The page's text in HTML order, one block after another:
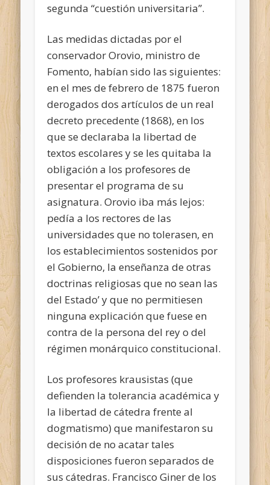
segunda“cuestión universitaria”.
Las medidas dictadas por el
conservador Orovio, ministro de
Fomento, habían sido las siguientes:
en el mes de febrero de 1875 fueron
derogados dos artículos de un real
decreto precedente (1868), en los
que se declaraba la libertad de
textos escolares y se les quitaba la
obligación a los profesores de
presentar el programa de su
asignatura. Orovio iba más lejos:
pedía a los rectores de las
universidades que no tolerasen, en
los establecimientos sostenidos por
el Gobierno, la enseñanza de otras
doctrinas religiosas que no sean las
del Estado’ y que no permitiesen
ninguna explicación que fuese en
contra de la persona del rey o del
régimen monárquico constitucional.
Los profesores krausistas (que
defienden la tolerancia académica y
la libertad de cátedra frente al
dogmatismo) que manifestaron su
decisión de no acatar tales
disposiciones fueron separados de
sus cátedras. Francisco Giner de los